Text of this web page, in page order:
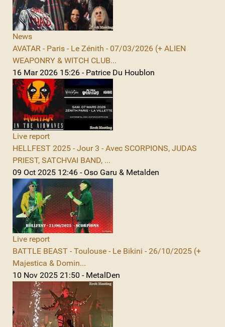
News
AVATAR - Paris - Le Zénith - 07/03/2026 (+ ALIEN
WEAPONRY & WITCH CLUB...
16 Mar 2026 15:26 - Patrice Du Houblon
Live report
HELLFEST 2025 - Jour 3 - Avec SCORPIONS, JUDAS
PRIEST, SATCHVAI BAND, ...
09 Oct 2025 12:46 - Oso Garu & Metalden
Live report
BATTLE BEAST - Toulouse - Le Bikini - 26/10/2025 (+
Majestica & Domin...
10 Nov 2025 21:50 - MetalDen